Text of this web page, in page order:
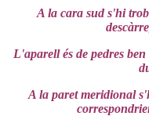
A la cara sud s'hi
L'aparell és de pedres
A la paret meridional